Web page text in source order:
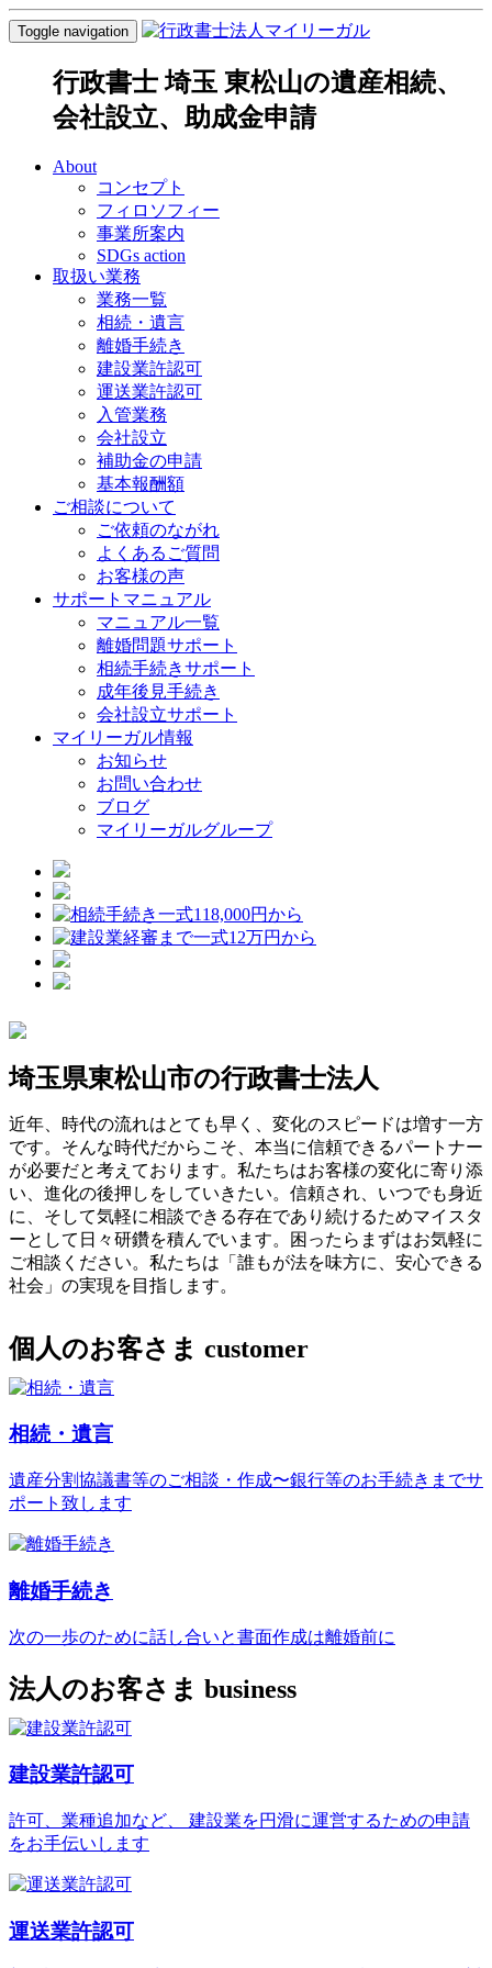
Toggle navigation
行政書士 埼玉 東松山の遺産相続、
会社設立、助成金申請
About
コンセプト
フィロソフィー
事業所案内
SDGs action
取扱い業務
業務一覧
相続・遺言
離婚手続き
建設業許認可
運送業許認可
入管業務
会社設立
補助金の申請
基本報酬額
ご相談について
ご依頼のながれ
よくあるご質問
お客様の声
サポートマニュアル
マニュアル一覧
離婚問題サポート
相続手続きサポート
成年後見手続き
会社設立サポート
マイリーガル情報
お知らせ
お問い合わせ
ブログ
マイリーガルグループ
埼玉県東松山市の行政書士法人
近年、時代の流れはとても早く、変化のスピードは増す一方
です。そんな時代だからこそ、本当に信頼できるパートナー
が必要だと考えております。私たちはお客様の変化に寄り添
い、進化の後押しをしていきたい。信頼され、いつでも身近
に、そして気軽に相談できる存在であり続けるためマイスタ
ーとして日々研鑽を積んでいます。困ったらまずはお気軽に
ご相談ください。私たちは「誰もが法を味方に、安心できる
社会」の実現を目指します。
個人のお客さま customer
相続・遺言
遺産分割協議書等のご相談・作成〜銀行等のお手続きまでサ
ポート致します
離婚手続き
次の一歩のために話し合いと書面作成は離婚前に
法人のお客さま business
建設業許認可
許可、業種追加など、 建設業を円滑に運営するための申請
をお手伝いします
運送業許認可